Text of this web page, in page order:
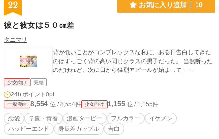
22 お気に入り追加 10
彼と彼女は５０㎝差
タニマリ
背が低いことがコンプレックスな私に、ある日告白してきた
のはすっごく背の高い同じクラスの男子だった。 当然断った
のだけれど、次に日から猛烈アピールが始まって‥‥
少女向け 完結
24h.ポイント 0pt
一般漫画 8,554 位 / 8,554件 少女向け 1,155 位 / 1,155件
恋愛 学園・青春 漫画ダービー フルカラー
イケメン
ハッピーエンド
身長差カップル 告白